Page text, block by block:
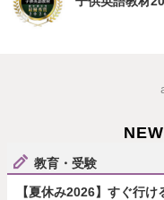
教育・受験
【夏休み2026】すぐ行け